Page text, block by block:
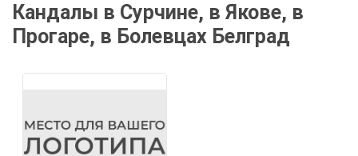
Кандалы в Сурчине, в Якове, в
Прогаре, в Болевцах Белград